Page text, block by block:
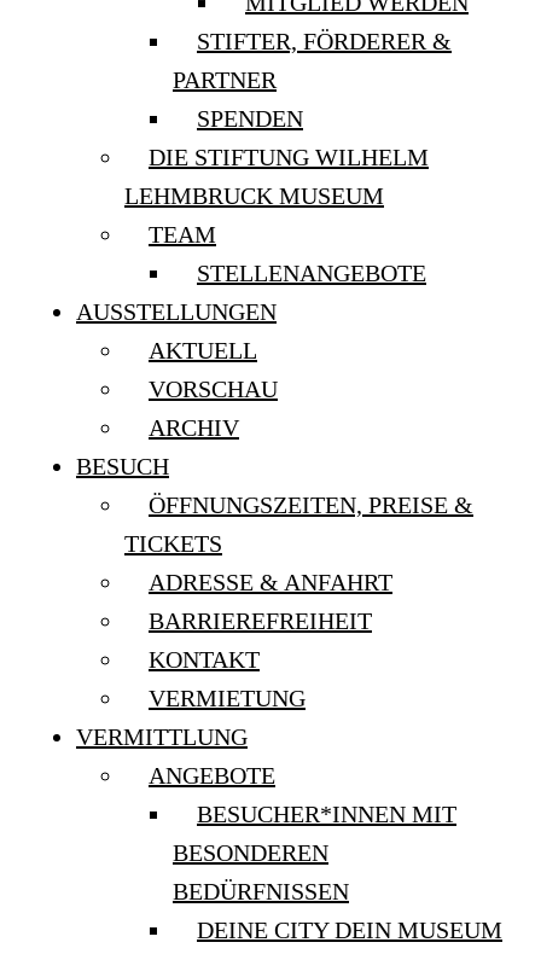
STIFTER, FÖRDERER &
PARTNER
SPENDEN
DIE STIFTUNG WILHELM
LEHMBRUCK MUSEUM
TEAM
STELLENANGEBOTE
AUSSTELLUNGEN
AKTUELL
VORSCHAU
ARCHIV
BESUCH
ÖFFNUNGSZEITEN, PREISE &
TICKETS
ADRESSE & ANFAHRT
BARRIEREFREIHEIT
KONTAKT
VERMIETUNG
VERMITTLUNG
ANGEBOTE
BESUCHER*INNEN MIT
BESONDEREN
BEDÜRFNISSEN
DEINE CITY DEIN MUSEUM